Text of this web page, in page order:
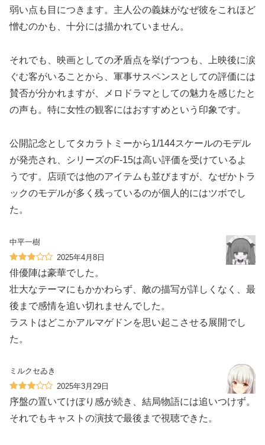
弱い点も目につきます。主人公の義妹がなぜ彼をこれほど
憎むのかも、十分には描かれていません。
それでも、映画としての矛盾点を挙げつつも、上映後に涙
ぐむ客がいることから、軍事サスペンスとしての評価には
賛否が分かれますが、メロドラマとしての魅力を感じたと
の声も。特に女性の観客にはおすすめという印象です。
公開記念としてタカラトミーから1/144スケールのモデル
が発売され、シリーズのF-15は高い評価を受けているよ
うです。店頭では他のアイテムも並びますが、なぜかトラ
ックのモデルが多く残っているのが個人的にはツボでし
た。
中平一樹
2025年4月8日
俳優陣は豪華でした。
壮大なテーマにもかかわらず、敵の描写が詳しくなく、最
後まで感情を追い切れませんでした。
ラストはどこかアルマゲドンを思い起こさせる展開でし
た。
ミルクセゐき
2025年3月29日
序盤の置いてけぼり感が続き、結局物語には追いつけず。
それでもキャストの演技で最後まで視聴できた。